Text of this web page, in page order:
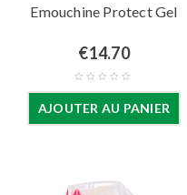
Emouchine Protect Gel
€14.70
AJOUTER AU PANIER